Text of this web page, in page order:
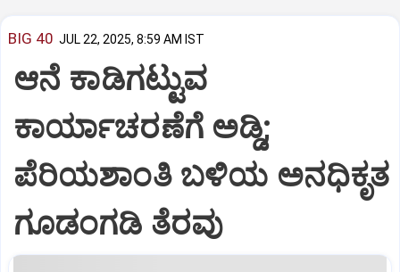
BIG 40 JUL 22, 2025, 8:59 AM IST
ಆನೆ ಕಾಡಿಗಟ್ಟುವ
ಕಾರ್ಯಾಚರಣೆಗೆ ಅಡ್ಡಿ;
ಪೆರಿಯಶಾಂತಿ ಬಳಿಯ ಅನಧಿಕೃತ
ಗೂಡಂಗಡಿ ತೆರವು